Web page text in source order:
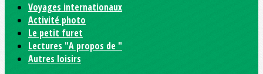
Voyages internationaux
Activité photo
Le petit furet
Lectures "A propos de "
Autres loisirs